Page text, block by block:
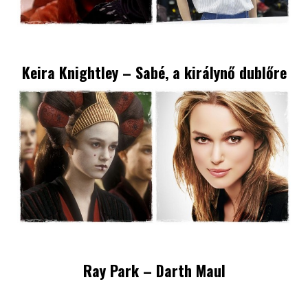
Keira Knightley– Sabé, a királynő dublőre
Ray Park – Darth Maul